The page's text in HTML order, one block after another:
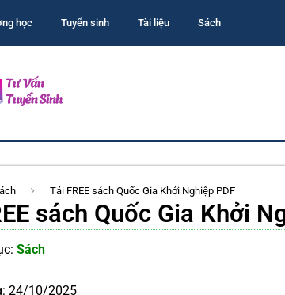
học Tuyển sinh Tài liệu Sách
Tải FREE sách Quốc Gia Khởi Nghiệp PDF
sách Quốc Gia Khởi
Sách
24/10/2025